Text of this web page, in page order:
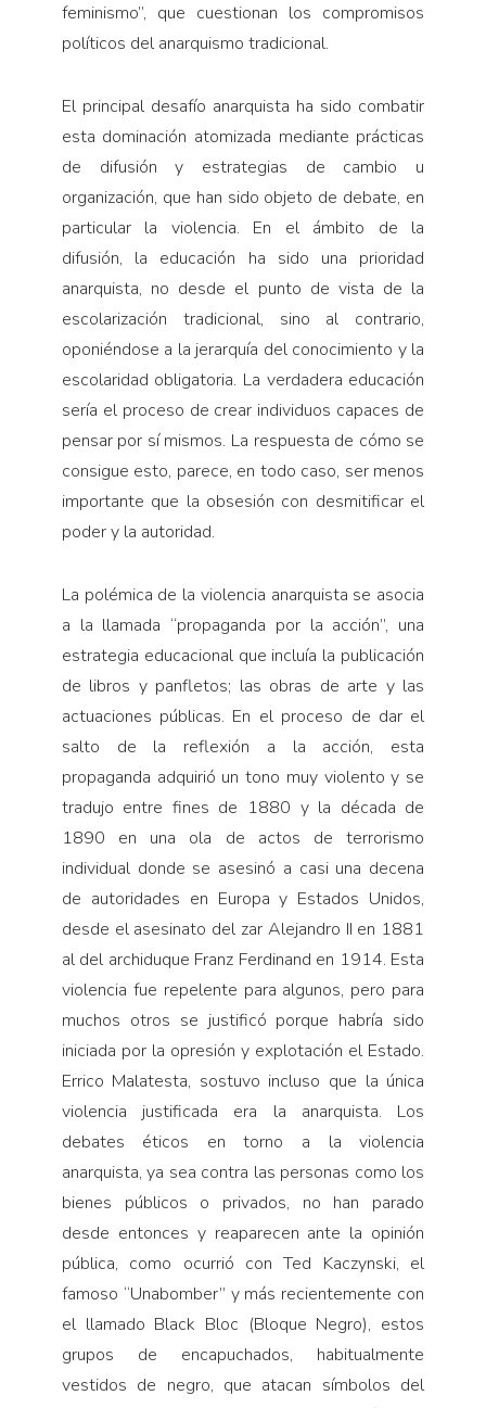
feminismo”, que cuestionan los compromisos
políticos del anarquismo tradicional.
El principal desafío anarquista ha sido combatir
esta dominación atomizada mediante prácticas
de difusión y estrategias de cambio u
organización, que han sido objeto de debate, en
particular la violencia. En el ámbito de la
difusión, la educación ha sido una prioridad
anarquista, no desde el punto de vista de la
escolarización tradicional, sino al contrario,
oponiéndose a la jerarquía del conocimiento y la
escolaridad obligatoria. La verdadera educación
sería el proceso de crear individuos capaces de
pensar por sí mismos. La respuesta de cómo se
consigue esto, parece, en todo caso, ser menos
importante que la obsesión con desmitificar el
poder y la autoridad.
La polémica de la violencia anarquista se asocia
a la llamada “propaganda por la acción”, una
estrategia educacional que incluía la publicación
de libros y panfletos; las obras de arte y las
actuaciones públicas. En el proceso de dar el
salto de la reflexión a la acción, esta
propaganda adquirió un tono muy violento y se
tradujo entre fines de 1880 y la década de
1890 en una ola de actos de terrorismo
individual donde se asesinó a casi una decena
de autoridades en Europa y Estados Unidos,
desde el asesinato del zar Alejandro II en 1881
al del archiduque Franz Ferdinand en 1914. Esta
violencia fue repelente para algunos, pero para
muchos otros se justificó porque habría sido
iniciada por la opresión y explotación el Estado.
Errico Malatesta, sostuvo incluso que la única
violencia justificada era la anarquista. Los
debates éticos en torno a la violencia
anarquista, ya sea contra las personas como los
bienes públicos o privados, no han parado
desde entonces y reaparecen ante la opinión
pública, como ocurrió con Ted Kaczynski, el
famoso “Unabomber” y más recientemente con
el llamado Black Bloc (Bloque Negro), estos
grupos de encapuchados, habitualmente
vestidos de negro, que atacan símbolos del